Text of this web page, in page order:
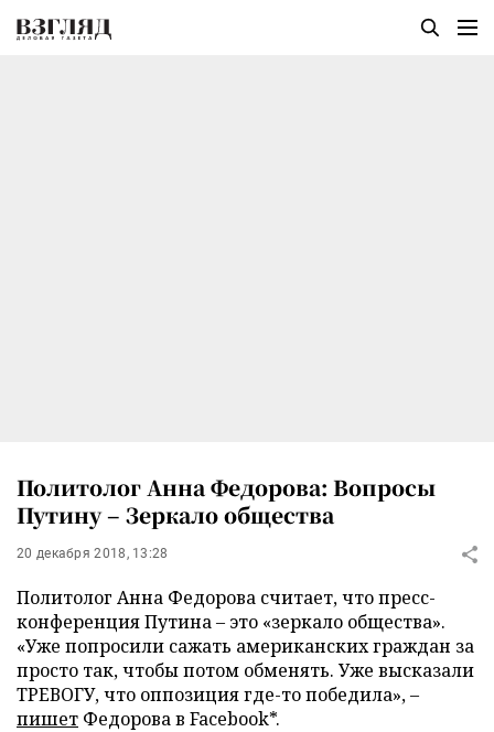
Политолог Анна Федорова: Вопросы
Путину – Зеркало общества
20 декабря 2018, 13:28
Политолог Анна Федорова считает, что пресс-
конференция Путина – это «зеркало общества».
«Уже попросили сажать американских граждан за
просто так, чтобы потом обменять. Уже высказали
ТРЕВОГУ, что оппозиция где-то победила», –
пишет Федорова в Facebook*.